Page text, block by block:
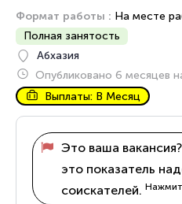
Формат работы : На месте
Полная занятость
Абхазия
Опубликовано 6 месяцев
Выплаты: В Месяц
Это ваша
это показатель
соискателей.